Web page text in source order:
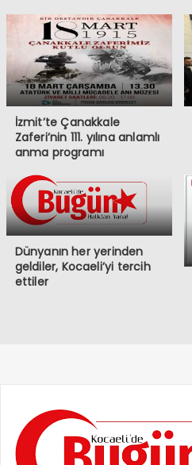
İzmit’te Çanakkale
Zaferi’nin 111. yılına anlamlı
anma programı
Dünyanın her yerinden
geldiler, Kocaeli’yi tercih
ettiler